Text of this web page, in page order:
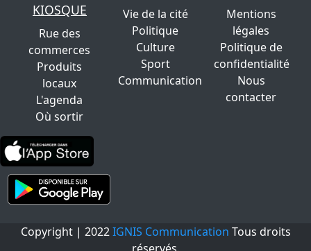
KIOSQUE
Rue des
commerces
Produits
locaux
L'agenda
Où sortir
Vie de la cité
Politique
Culture
Sport
Communication
Mentions
légales
Politique de
confidentialité
Nous
contacter
Copyright | 2022IGNIS Communication Tous droits